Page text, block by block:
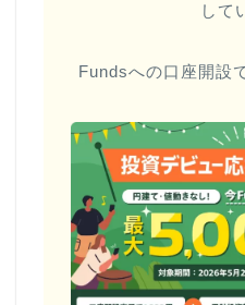
して
Fundsへの口座開設